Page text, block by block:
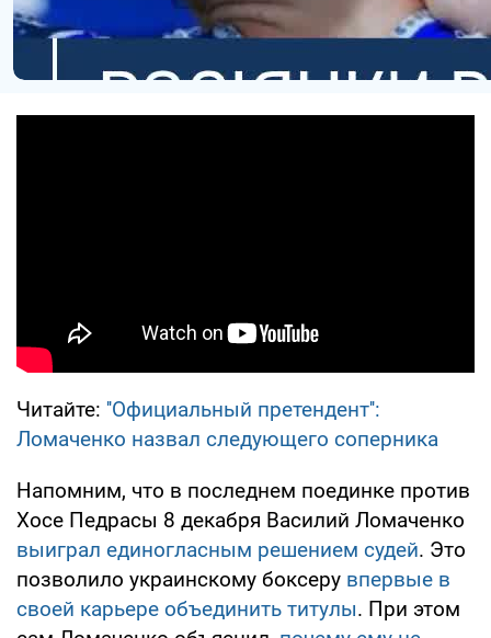
Читайте: ''Официальный претендент'':
Ломаченко назвал следующего соперника
Напомним, что в последнем поединке против
Хосе Педрасы 8 декабря Василий Ломаченко
выиграл единогласным решением судей. Это
позволило украинскому боксеру впервые в
своей карьере объединить титулы. При этом